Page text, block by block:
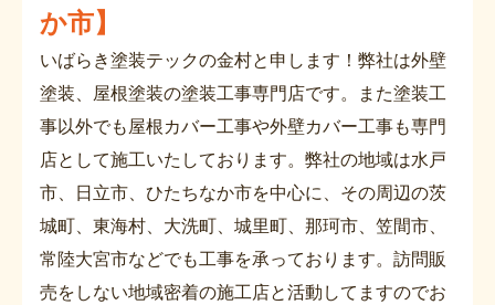
か市】
いばらき塗装テックの金村と申します！弊社は外壁
塗装、屋根塗装の塗装工事専門店です。また塗装工
事以外でも屋根カバー工事や外壁カバー工事も専門
店として施工いたしております。弊社の地域は水戸
市、日立市、ひたちなか市を中心に、その周辺の茨
城町、東海村、大洗町、城里町、那珂市、笠間市、
常陸大宮市などでも工事を承っております。訪問販
売をしない地域密着の施工店と活動してますのでお